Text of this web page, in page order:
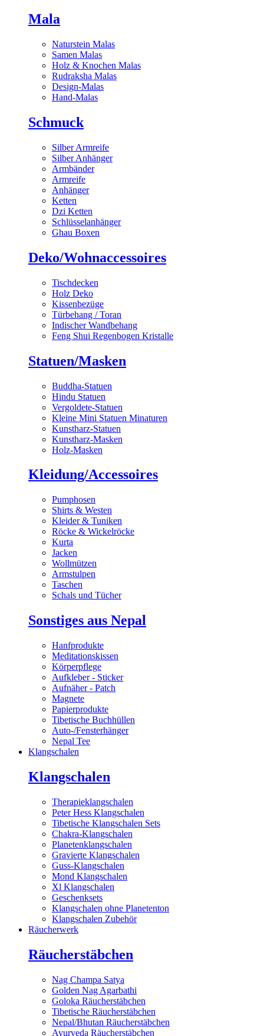
Mala
Naturstein Malas
Samen Malas
Holz & Knochen Malas
Rudraksha Malas
Design-Malas
Hand-Malas
Schmuck
Silber Armreife
Silber Anhänger
Armbänder
Armreife
Anhänger
Ketten
Dzi Ketten
Schlüsselanhänger
Ghau Boxen
Deko/Wohnaccessoires
Tischdecken
Holz Deko
Kissenbezüge
Türbehang / Toran
Indischer Wandbehang
Feng Shui Regenbogen Kristalle
Statuen/Masken
Buddha-Statuen
Hindu Statuen
Vergoldete-Statuen
Kleine Mini Statuen Minaturen
Kunstharz-Statuen
Kunstharz-Masken
Holz-Masken
Kleidung/Accessoires
Pumphosen
Shirts & Westen
Kleider & Tuniken
Röcke & Wickelröcke
Kurta
Jacken
Wollmützen
Armstulpen
Taschen
Schals und Tücher
Sonstiges aus Nepal
Hanfprodukte
Meditationskissen
Körperpflege
Aufkleber - Sticker
Aufnäher - Patch
Magnete
Papierprodukte
Tibetische Buchhüllen
Auto-/Fensterhänger
Nepal Tee
Klangschalen
Klangschalen
Therapieklangschalen
Peter Hess Klangschalen
Tibetische Klangschalen Sets
Chakra-Klangschalen
Planetenklangschalen
Gravierte Klangschalen
Guss-Klangschalen
Mond Klangschalen
Xl Klangschalen
Geschenksets
Klangschalen ohne Planetenton
Klangschalen Zubehör
Räucherwerk
Räucherstäbchen
Nag Champa Satya
Golden Nag Agarbathi
Goloka Räucherstäbchen
Tibetische Räucherstäbchen
Nepal/Bhutan Räucherstäbchen
Ayurveda Räucherstäbchen